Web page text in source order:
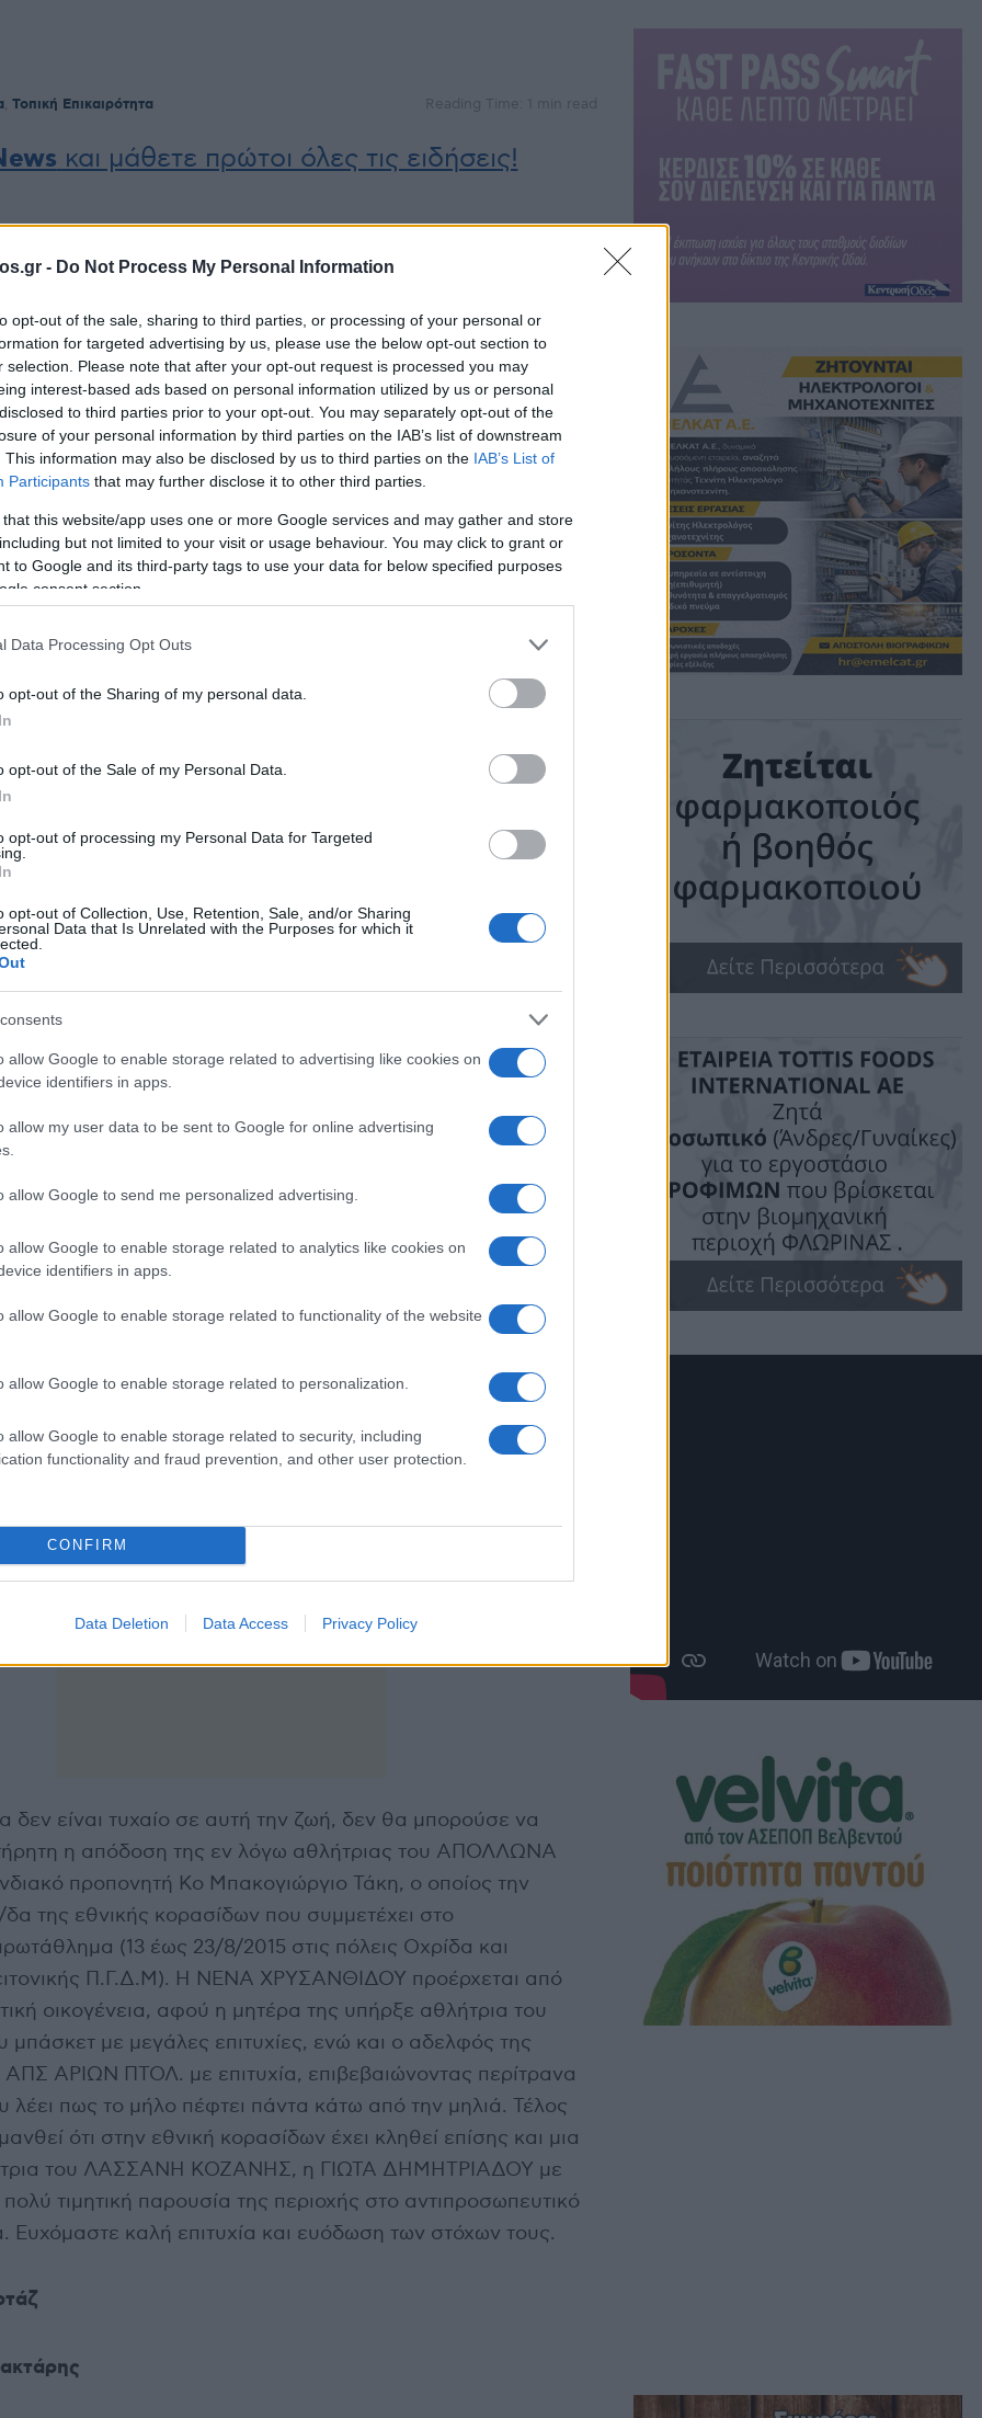
- Do Not Process My Personal Information
opt-out of the sale, sharing to third parties, or processing of your personal or
for targeted advertising by us, please use the below opt-out section to
selection. Please note that after your opt-out request is processed you may
interest-based ads based on personal information utilized by us or personal
to third parties prior to your opt-out. You may separately opt-out of the
of your personal information by third parties on the IAB’s list of downstream
This information may also be disclosed by us to third parties on the IAB’s List of
Participants that may further disclose it to other third parties.
that this website/app uses one or more Google services and may gather and store
but not limited to your visit or usage behaviour. You may click to grant or
to Google and its third-party tags to use your data for below specified purposes
consent section.
Data Processing Opt Outs
opt-out of the Sharing of my personal data.
opt-out of the Sale of my Personal Data.
opt-out of processing my Personal Data for Targeted
opt-out of Collection, Use, Retention, Sale, and/or Sharing
Data that Is Unrelated with the Purposes for which it
allow Google to enable storage related to advertising like cookies on
identifiers in apps.
allow my user data to be sent to Google for online advertising
allow Google to send me personalized advertising.
allow Google to enable storage related to analytics like cookies on
identifiers in apps.
allow Google to enable storage related to functionality of the website
allow Google to enable storage related to personalization.
allow Google to enable storage related to security, including
functionality and fraud prevention, and other user protection.
CONFIRM
Data Deletion Data Access Privacy Policy
Τοπική Επικαιρότητα Reading Time: 1 min read
και μάθετε πρώτοι όλες τις ειδήσεις!
τμημάτων υποδομής του ΑΠΟΛΛΩΝΑ ΠΤΟΛ/ΔΑΣ
φέτος με την επιτυχημένη παρουσία στο πανελλήνιο
στην Καλαμπάκα, όπου κατέλαβε την 4η θέση. Σε
ΝΕΝΑ ΧΡΥΣΑΝΘΙΔΟΥ υπήρξε μία από τις κορυφαίες κατά
παίκτριες, γεγονός που επιβεβαίωσε περίτρανα και η
καλύτερη πεντάδα της συγκεκριμένης διοργάνωσης.
δεν είναι τυχαίο σε αυτή την ζωή, δεν θα μπορούσε να
η απόδοση της εν λόγω αθλήτριας του ΑΠΟΛΛΩΝΑ
προπονητή Κο Μπακογιώργιο Τάκη, ο οποίος την
δα της εθνικής κορασίδων που συμμετέχει στο
(13 έως 23/8/2015 στις πόλεις Οχρίδα και
Π.Γ.Δ.Μ). Η ΝΕΝΑ ΧΡΥΣΑΝΘΙΔΟΥ προέρχεται από
οικογένεια, αφού η μητέρα της υπήρξε αθλήτρια του
μπάσκετ με μεγάλες επιτυχίες, ενώ και ο αδελφός της
ΑΠΣ ΑΡΙΩΝ ΠΤΟΛ. με επιτυχία, επιβεβαιώνοντας περίτρανα
λέει πως το μήλο πέφτει πάντα κάτω από την μηλιά. Τέλος
ότι στην εθνική κορασίδων έχει κληθεί επίσης και μια
του ΛΑΣΣΑΝΗ ΚΟΖΑΝΗΣ, η ΓΙΩΤΑ ΔΗΜΗΤΡΙΑΔΟΥ με
τιμητική παρουσία της περιοχής στο αντιπροσωπευτικό
Ευχόμαστε καλή επιτυχία και ευόδωση των στόχων τους.